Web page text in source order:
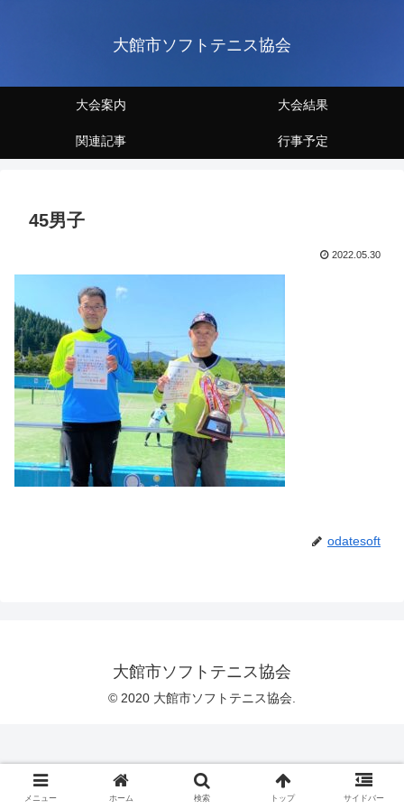
大館市ソフトテニス協会
大会案内 大会結果
関連記事 行事予定
45男子
2022.05.30
odatesoft
大館市ソフトテニス協会
© 2020 大館市ソフトテニス協会.
メニュー ホーム 検索 トップ サイドバー